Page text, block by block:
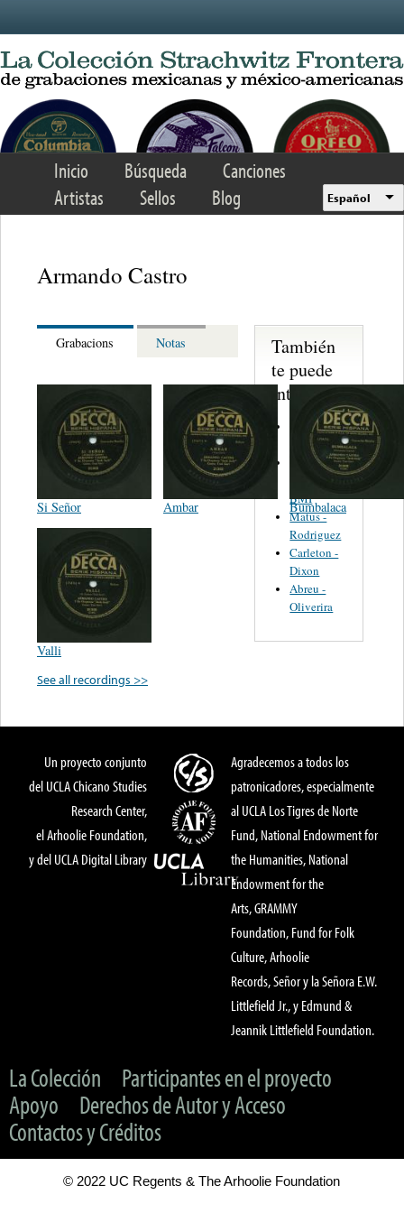
Inicio Búsqueda
Canciones
Artistas
Sellos Blog Español
Armando Castro
Grabacions Notas
Si Señor Ambar Bumbalaca
Valli
See all recordings >>
También
te puede
interesar...
Martinez,
Felipe
Performance
Music Co.
BMI
Matus -
Rodriguez
Carleton -
Dixon
Abreu -
Oliverira
Un proyecto conjunto
del UCLA Chicano Studies
Research Center,
el Arhoolie Foundation,
y del UCLA Digital Library
Agradecemos a todos los
patronicadores, especialmente
al UCLA Los Tigres de Norte
Fund, National Endowment for
the Humanities, National
Endowment for the
Arts, GRAMMY
Foundation, Fund for Folk
Culture, Arhoolie
Records, Señor y la Señora E.W.
Littlefield Jr., y Edmund &
Jeannik Littlefield Foundation.
La Colección
Participantes en el proyecto
Apoyo
Derechos de Autor y Acceso
Contactos y Créditos
© 2022 UC Regents & The Arhoolie Foundation